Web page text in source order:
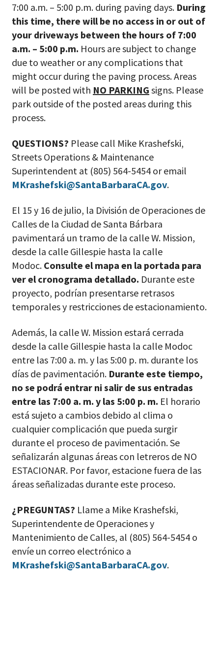
7:00 a.m. – 5:00 p.m. during paving days. During
this time, there will be no access in or out of
your driveways between the hours of 7:00
a.m. – 5:00 p.m. Hours are subject to change
due to weather or any complications that
might occur during the paving process. Areas
will be posted with NO PARKING signs. Please
park outside of the posted areas during this
process.
QUESTIONS? Please call Mike Krashefski,
Streets Operations & Maintenance
Superintendent at (805) 564-5454 or email
MKrashefski@SantaBarbaraCA.gov.
El 15 y 16 de julio, la División de Operaciones de
Calles de la Ciudad de Santa Bárbara
pavimentará un tramo de la calle W. Mission,
desde la calle Gillespie hasta la calle
Modoc. Consulte el mapa en la portada para
ver el cronograma detallado. Durante este
proyecto, podrían presentarse retrasos
temporales y restricciones de estacionamiento.
Además, la calle W. Mission estará cerrada
desde la calle Gillespie hasta la calle Modoc
entre las 7:00 a. m. y las 5:00 p. m. durante los
días de pavimentación. Durante este tiempo,
no se podrá entrar ni salir de sus entradas
entre las 7:00 a. m. y las 5:00 p. m. El horario
está sujeto a cambios debido al clima o
cualquier complicación que pueda surgir
durante el proceso de pavimentación. Se
señalizarán algunas áreas con letreros de NO
ESTACIONAR. Por favor, estacione fuera de las
áreas señalizadas durante este proceso.
¿PREGUNTAS? Llame a Mike Krashefski,
Superintendente de Operaciones y
Mantenimiento de Calles, al (805) 564-5454 o
envíe un correo electrónico a
MKrashefski@SantaBarbaraCA.gov.